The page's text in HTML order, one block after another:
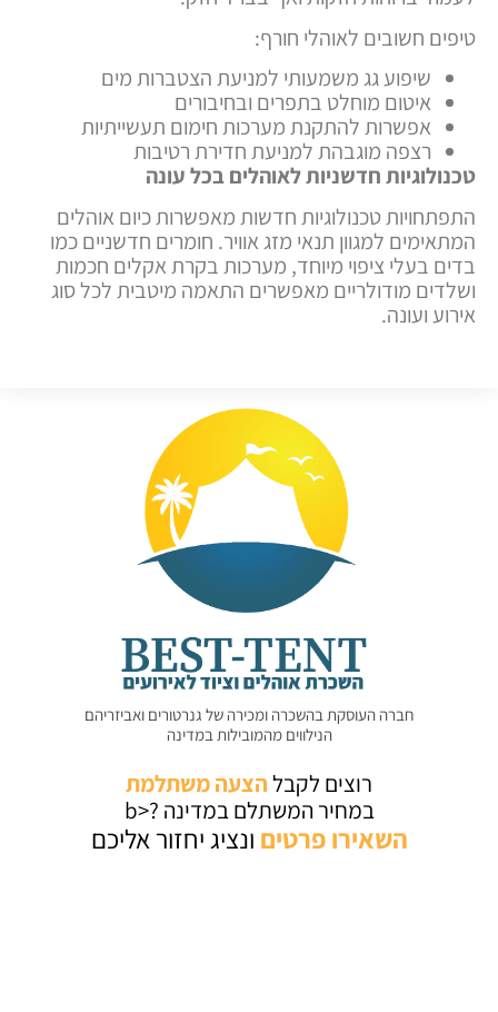
טיפים חשובים לאוהלי חורף:
שיפוע גג משמעותי למניעת הצטברות מים
איטום מוחלט בתפרים ובחיבורים
אפשרות להתקנת מערכות חימום תעשייתיות
רצפה מוגבהת למניעת חדירת רטיבות
טכנולוגיות חדשניות לאוהלים בכל עונה
התפתחויות טכנולוגיות חדשות מאפשרות כיום אוהלים
המתאימים למגוון תנאי מזג אוויר. חומרים חדשניים כמו
בדים בעלי ציפוי מיוחד, מערכות בקרת אקלים חכמות
ושלדים מודולריים מאפשרים התאמה מיטבית לכל סוג
אירוע ועונה.
חברה העוסקת בהשכרה ומכירה של גנרטורים ואביזריהם
הנילווים מהמובילות במדינה
רוצים לקבלהצעה משתלמת
במחיר המשתלם במדינה ?<b
השאירו פרטים ונציג יחזור אליכם